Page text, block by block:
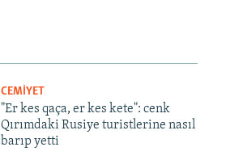
CEMİYET
"Er kes qaça, er kes kete": cenk
Qırımdaki Rusiye turistlerine nasıl
barıp yetti